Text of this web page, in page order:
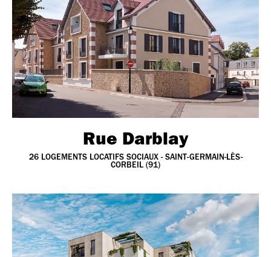
Rue Darblay
26 LOGEMENTS LOCATIFS SOCIAUX - SAINT-GERMAIN-LÈS-
CORBEIL (91)